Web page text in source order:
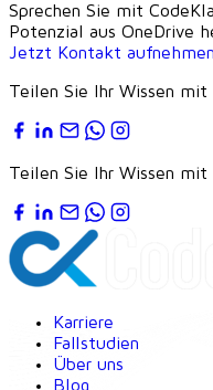
Sprechen Sie mit
Potenzial aus OneDrive
Jetzt Kontakt aufnehmen
Teilen Sie Ihr Wissen mit
Teilen Sie Ihr Wissen mit
Karriere
Fallstudien
Über uns
Blog